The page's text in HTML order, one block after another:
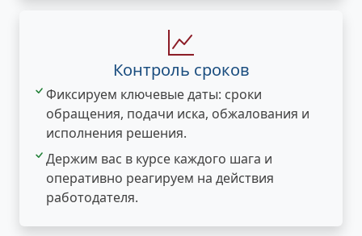
Контроль сроков
Фиксируем ключевые даты: сроки
обращения, подачи иска, обжалования и
исполнения решения.
Держим вас в курсе каждого шага и
оперативно реагируем на действия
работодателя.